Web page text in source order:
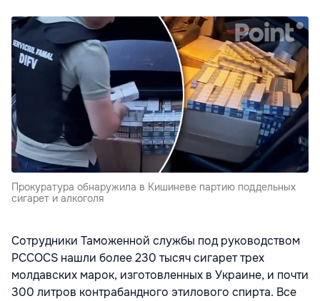
Прокуратура обнаружила в Кишиневе партию поддельных
сигарет и алкоголя
Сотрудники Таможенной службы под руководством
PCCOCS нашли более 230 тысяч сигарет трех
молдавских марок, изготовленных в Украине, и почти
300 литров контрабандного этилового спирта. Все